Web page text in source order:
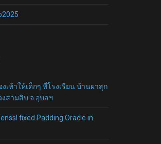
เท้าให้เด็กๆ ที่โรงเรียน บ้านผาสุก
งสามสิบ จ.อุบลฯ
fixed Padding Oracle in